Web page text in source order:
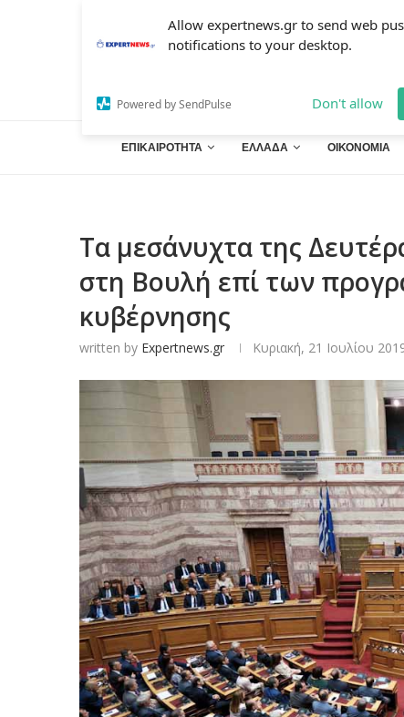
Allow expertnews.gr to send web
notifications to your desktop.
Powered by SendPulse Don't allow
ΕΠΙΚΑΙΡΟΤΗΤΑ ΕΛΛΑΔΑ ΟΙΚΟΝΟΜΙΑ
Τα μεσάνυχτα της
στη Βουλή επί των
κυβέρνησης
written by Expertnews.gr Κυριακή, 21 Ιουλίου